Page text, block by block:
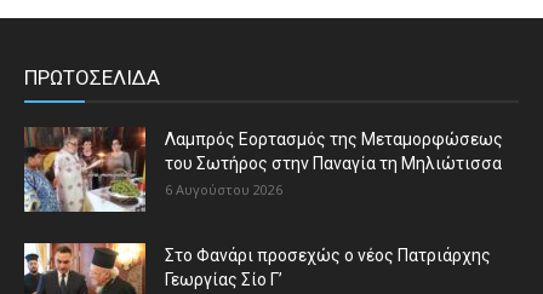
ΠΡΩΤΟΣΕΛΙΔΑ
Λαμπρός Εορτασμός της Μεταμορφώσεως
του Σωτήρος στην Παναγία τη Μηλιώτισσα
6 Αυγούστου 2026
Στο Φανάρι προσεχώς ο νέος Πατριάρχης
Γεωργίας Σίο Γ’